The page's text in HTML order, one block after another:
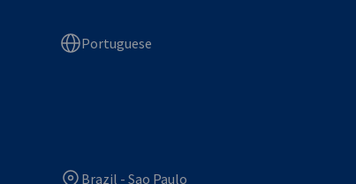
Portuguese
Brazil - Sao Paulo